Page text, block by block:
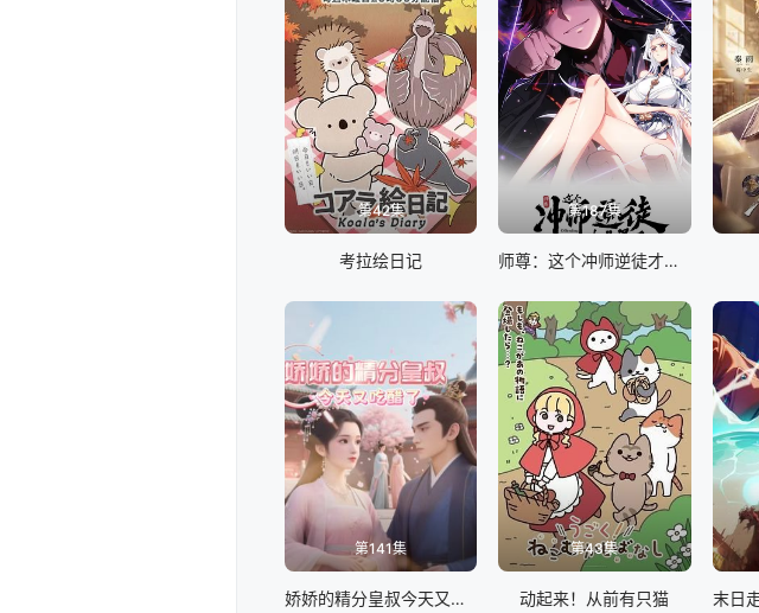
第42集
考拉绘日记
第187集
师尊：这个冲师逆徒才不是圣子 动态漫画
第141集
娇娇的精分皇叔今天又吃醋了
第43集
动起来！从前有只猫